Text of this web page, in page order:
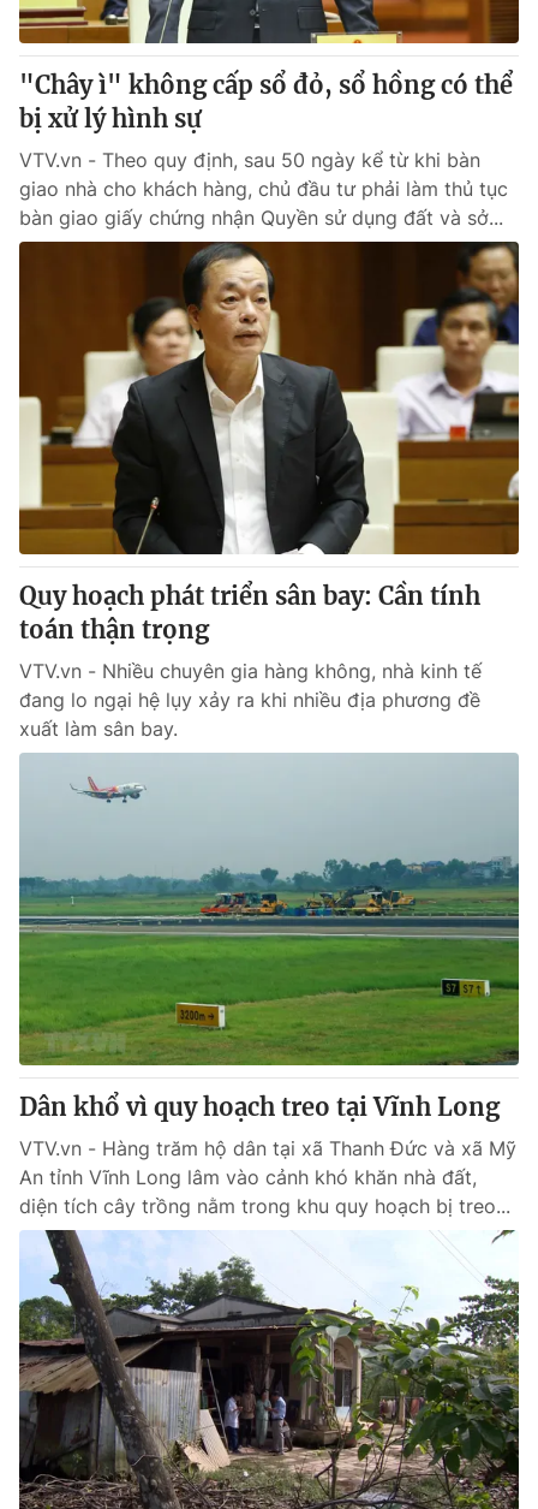
"Chây ì" không cấp sổ đỏ, sổ hồng có thể
bị xử lý hình sự
VTV.vn - Theo quy định, sau 50 ngày kể từ khi bàn
giao nhà cho khách hàng, chủ đầu tư phải làm thủ tục
bàn giao giấy chứng nhận Quyền sử dụng đất và sở...
Quy hoạch phát triển sân bay: Cần tính
toán thận trọng
VTV.vn - Nhiều chuyên gia hàng không, nhà kinh tế
đang lo ngại hệ lụy xảy ra khi nhiều địa phương đề
xuất làm sân bay.
Dân khổ vì quy hoạch treo tại Vĩnh Long
VTV.vn - Hàng trăm hộ dân tại xã Thanh Đức và xã Mỹ
An tỉnh Vĩnh Long lâm vào cảnh khó khăn nhà đất,
diện tích cây trồng nằm trong khu quy hoạch bị treo...